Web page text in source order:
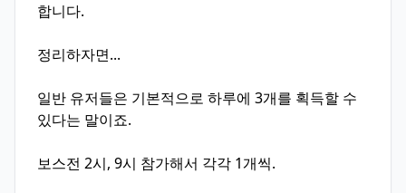
합니다.
정리하자면...
일반 유저들은 기본적으로 하루에 3개를 획득할 수
있다는 말이죠.
보스전 2시, 9시 참가해서 각각 1개씩.